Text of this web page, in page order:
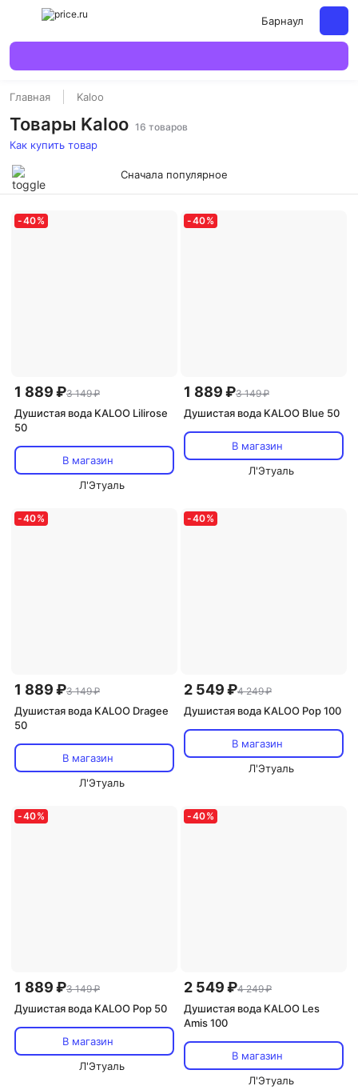
Барнаул
Главная Kaloo
Товары Kaloo 16 товаров
Как купить товар
Сначала популярное
-40%
1 889 ₽3 149 ₽
Душистая вода KALOO Lilirose
50
В магазин
Л'Этуаль
-40%
1 889 ₽3 149 ₽
Душистая вода KALOO Blue 50
В магазин
Л'Этуаль
-40%
1 889 ₽3 149 ₽
Душистая вода KALOO Dragee
50
В магазин
Л'Этуаль
-40%
2 549 ₽4 249 ₽
Душистая вода KALOO Pop 100
В магазин
Л'Этуаль
-40%
1 889 ₽3 149 ₽
Душистая вода KALOO Pop 50
В магазин
Л'Этуаль
-40%
2 549 ₽4 249 ₽
Душистая вода KALOO Les
Amis 100
В магазин
Л'Этуаль